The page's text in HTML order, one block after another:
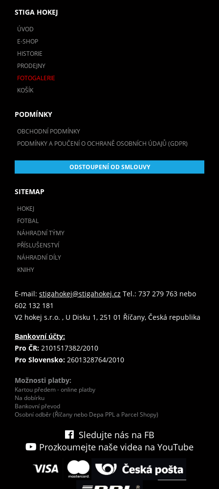
STIGA HOKEJ
ÚVOD
E-SHOP
HISTORIE
PRODEJNY
FOTOGALERIE
KOŠÍK
PODMÍNKY
OBCHODNÍ PODMÍNKY
PODMÍNKY A POUČENÍ O OCHRANĚ OSOBNÍCH ÚDAJŮ (GDPR)
ODSTOUPENÍ OD SMLOUVY
SITEMAP
HOKEJ
FOTBAL
NÁHRADNÍ TÝMY
PŘÍSLUŠENSTVÍ
NÁHRADNÍ DÍLY
KNIHY
E-mail: stigahokej@stigahokej.cz Tel.: 737 279 763 nebo
602 132 181
V2 hokej s.r.o. , U Disku 1, 251 01 Říčany, Česká republika
Bankovní účty:
Pro ČR: 2101517382/2010
Pro Slovensko: 2601328764/2010
Možnosti platby:
Kartou předem - online platby
Na dobírku
Bankovní převod
Osobní odběr (Říčany nebo Depa PPL a Parcel Shopy)
Sledujte nás na FB
Prozkoumejte naše videa na YouTube